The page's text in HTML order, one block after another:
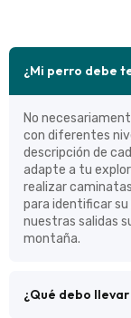
¿Mi perro debe
No
con diferentes
descripción de
adapte a tu
realizar
para identificar
nuestras salidas
montaña.
¿Qué debo